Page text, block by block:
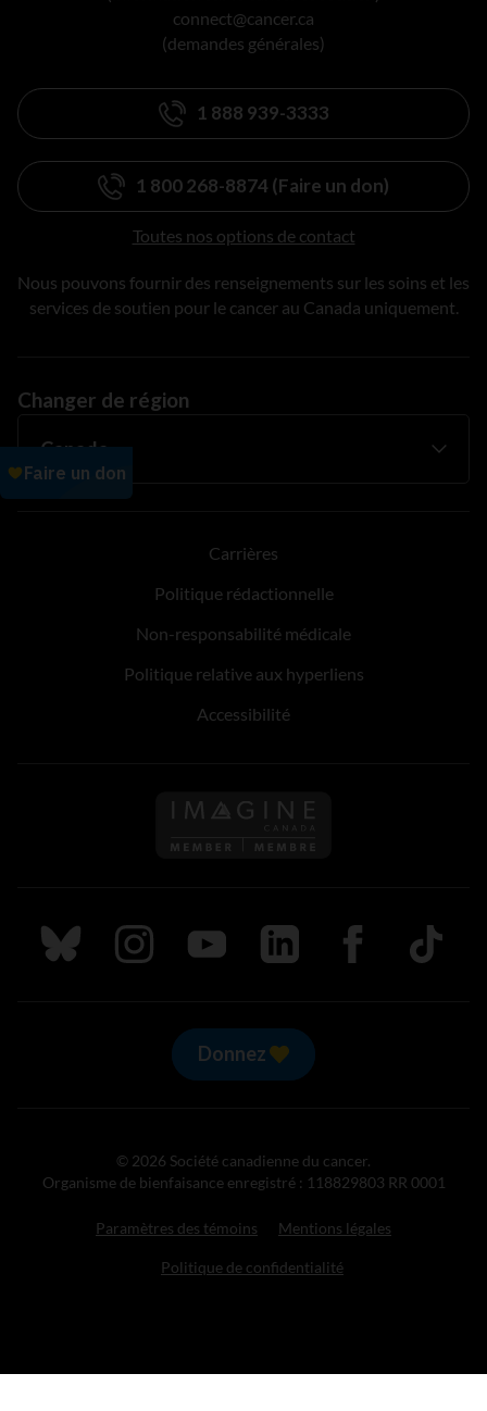
connect@cancer.ca
(demandes générales)
1 888 939-3333
1 800 268-8874 (Faire un don)
Toutes nos options de contact
Nous pouvons fournir des renseignements sur les soins et les
services de soutien pour le cancer au Canada uniquement.
Changer de région
Carrières
Politique rédactionnelle
Non-responsabilité médicale
Politique relative aux hyperliens
Accessibilité
Suivez nous sur Bluesky
Suivez nous sur Instagram
Suivez nous sur Youtube
Suivez nous sur LinkedIn
Suivez nous sur
TikTok
Donnez
© 2026 Société canadienne du cancer.
Organisme de bienfaisance enregistré : 118829803 RR 0001
Paramètres des témoins Mentions légales
Politique de confidentialité